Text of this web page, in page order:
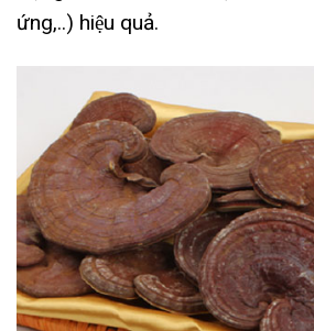
ứng,..) hiệu quả.